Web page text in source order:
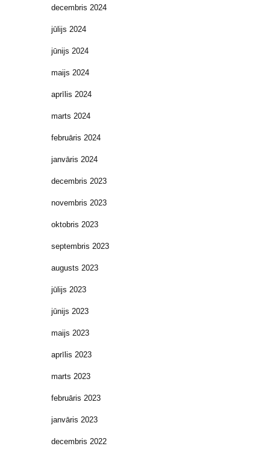
decembris 2024
jūlijs 2024
jūnijs 2024
maijs 2024
aprīlis 2024
marts 2024
februāris 2024
janvāris 2024
decembris 2023
novembris 2023
oktobris 2023
septembris 2023
augusts 2023
jūlijs 2023
jūnijs 2023
maijs 2023
aprīlis 2023
marts 2023
februāris 2023
janvāris 2023
decembris 2022